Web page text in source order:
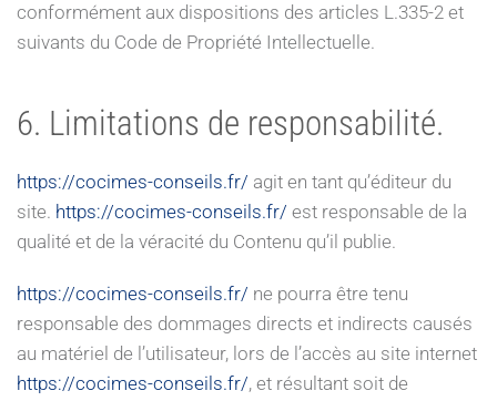
conformément aux dispositions des articles L.335-2 et
suivants du Code de Propriété Intellectuelle.
6. Limitations de responsabilité.
https://cocimes-conseils.fr/ agit en tant qu’éditeur du
site. https://cocimes-conseils.fr/ est responsable de la
qualité et de la véracité du Contenu qu’il publie.
https://cocimes-conseils.fr/ ne pourra être tenu
responsable des dommages directs et indirects causés
au matériel de l’utilisateur, lors de l’accès au site internet
https://cocimes-conseils.fr/, et résultant soit de